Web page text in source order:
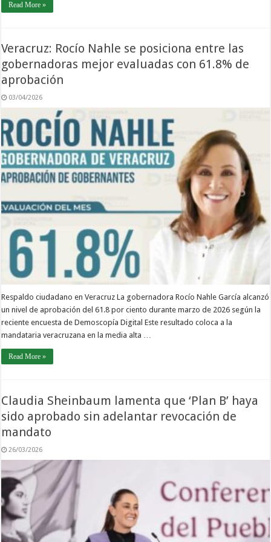
Read More »
Veracruz: Rocío Nahle se posiciona entre las
gobernadoras mejor evaluadas con 61.8% de
aprobación
03/04/2026
Respaldo ciudadano en Veracruz La gobernadora Rocío Nahle García alcanzó
un nivel de aprobación del 61.8 por ciento durante marzo de 2026 según la
reciente encuesta de Demoscopía Digital Este resultado coloca a la
mandataria veracruzana en la media alta …
Read More »
Claudia Sheinbaum lamenta que ‘Plan B’ haya
sido aprobado sin adelantar revocación de
mandato
26/03/2026